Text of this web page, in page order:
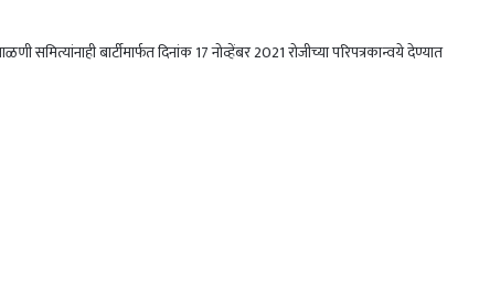
बार्टीमार्फत दिनांक 17 नोव्हेंबर 2021 रोजीच्या परिपत्रकान्वये देण्यात